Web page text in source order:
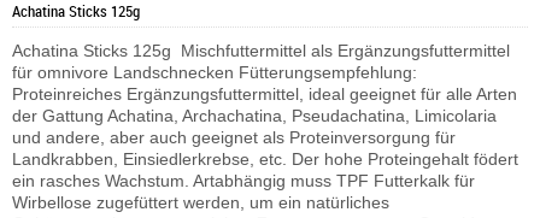
Achatina Sticks 125g
Achatina Sticks 125g Mischfuttermittel als Ergänzungsfuttermittel
für omnivore Landschnecken Fütterungsempfehlung:
Proteinreiches Ergänzungsfuttermittel, ideal geeignet für alle Arten
der Gattung Achatina, Archachatina, Pseudachatina, Limicolaria
und andere, aber auch geeignet als Proteinversorgung für
Landkrabben, Einsiedlerkrebse, etc. Der hohe Proteingehalt födert
ein rasches Wachstum. Artabhängig muss TPF Futterkalk für
Wirbellose zugefüttert werden, um ein natürliches